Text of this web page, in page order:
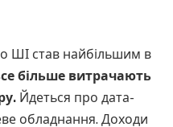
ШІ став найбільшим в
більше витрачають
Йдеться про дата-
обладнання. Доходи